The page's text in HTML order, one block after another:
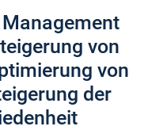
von
von
der